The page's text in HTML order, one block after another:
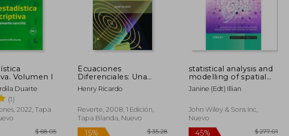
$ 34.62 45%
dcto.
$ 106.02 45%
dcto.
Volumen I
Duarte
(1)
2022, Tapa
Ecuaciones
Diferenciales: Una
Introducción Moderna
Henry Ricardo
Reverte, 2008, 1 Edición,
Tapa Blanda, Nuevo
statistical analysis and
modelling of spatial
point patterns
Janine (edt) Illian
John Wiley & Sons Inc,
Nuevo